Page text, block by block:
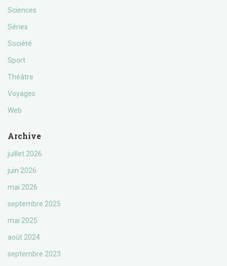
Sciences
Séries
Société
Sport
Théâtre
Voyages
Web
Archive
juillet 2026
juin 2026
mai 2026
septembre 2025
mai 2025
août 2024
septembre 2023